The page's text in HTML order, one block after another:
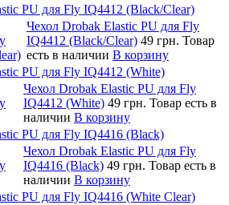
PU для Fly IQ4412 (Black/Clear)
Чехол Drobak Elastic PU для Fly
IQ4412 (Black/Clear) 49 грн. Товар
есть в наличии В корзину
PU для Fly IQ4412 (White)
Чехол Drobak Elastic PU для Fly
IQ4412 (White) 49 грн. Товар есть в
наличии В корзину
PU для Fly IQ4416 (Black)
Чехол Drobak Elastic PU для Fly
IQ4416 (Black) 49 грн. Товар есть в
наличии В корзину
PU для Fly IQ4416 (White Clear)